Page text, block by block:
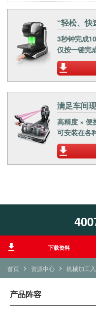
首页 资源中心 机械加工
“轻松、快
3秒钟完成
仅按一键完
满足车间
高精度 × 便
可安装在各
下载资料
产品阵容